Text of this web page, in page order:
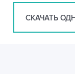
СКАЧАТЬ